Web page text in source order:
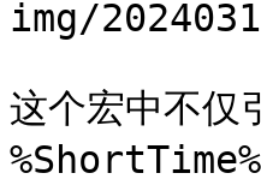
img/
这个宏中不